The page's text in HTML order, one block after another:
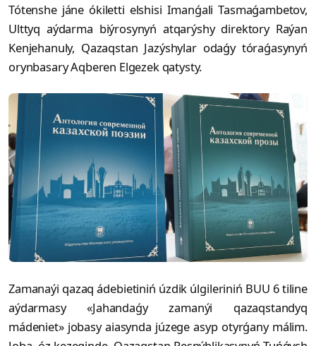
Tótenshe jáne ókiletti elshisi Imanǵali Tasmaǵambetov,
Ulttyq aýdarma biýrosynyń atqarýshy direktory Raýan
Kenjehanuly, Qazaqstan Jazýshylar odaǵy tóraǵasynyń
orynbasary Aqberen Elgezek qatysty.
Zamanaýi qazaq ádebietiniń úzdik úlgileriniń BUU 6 tiline
aýdarmasy «Jahandaǵy zamanýi qazaqstandyq
mádeniet» jobasy aiasynda júzege asyp otyrǵany málim.